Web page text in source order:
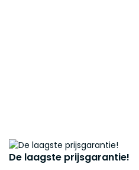
De laagste prijsgarantie!